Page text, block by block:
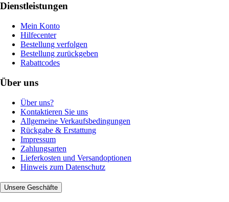
Dienstleistungen
Mein Konto
Hilfecenter
Bestellung verfolgen
Bestellung zurückgeben
Rabattcodes
Über uns
Über uns?
Kontaktieren Sie uns
Allgemeine Verkaufsbedingungen
Rückgabe & Erstattung
Impressum
Zahlungsarten
Lieferkosten und Versandoptionen
Hinweis zum Datenschutz
Unsere Geschäfte